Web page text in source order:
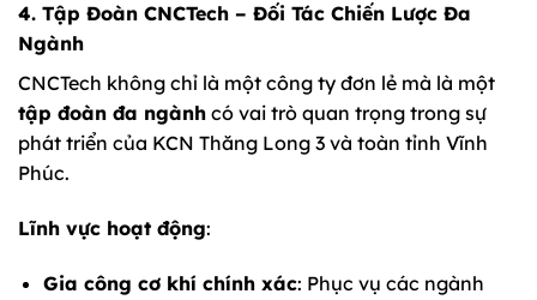
4. Tập Đoàn CNCTech – Đối Tác Chiến Lược Đa
Ngành
CNCTech không chỉ là một công ty đơn lẻ mà là một
tập đoàn đa ngành có vai trò quan trọng trong sự
phát triển của KCN Thăng Long 3 và toàn tỉnh Vĩnh
Phúc.
Lĩnh vực hoạt động:
Gia công cơ khí chính xác: Phục vụ các ngành